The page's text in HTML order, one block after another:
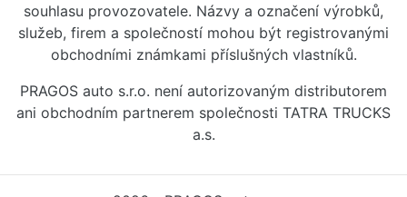
souhlasu provozovatele. Názvy a označení výrobků,
služeb, firem a společností mohou být registrovanými
obchodními známkami příslušných vlastníků.
PRAGOS auto s.r.o. není autorizovaným distributorem
ani obchodním partnerem společnosti TATRA TRUCKS
a.s.